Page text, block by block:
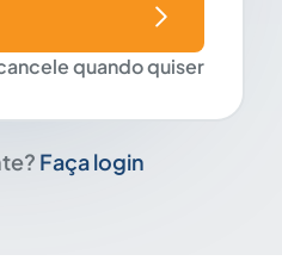
quando quiser
Faça login